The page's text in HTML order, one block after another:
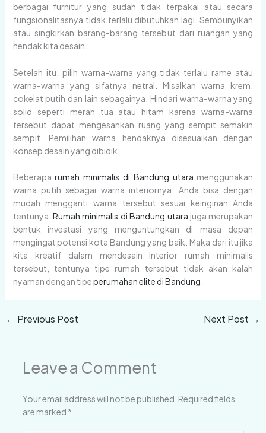
berbagai furnitur yang sudah tidak terpakai atau secara
fungsionalitasnya tidak terlalu dibutuhkan lagi. Sembunyikan
atau singkirkan barang-barang tersebut dari ruangan yang
hendak kita desain.
Setelah itu, pilih warna-warna yang tidak terlalu rame atau
warna-warna yang sifatnya netral. Misalkan warna krem,
cokelat putih dan lain sebagainya. Hindari warna-warna yang
solid seperti merah tua atau hitam karena warna-warna
tersebut dapat mengesankan ruang yang sempit semakin
sempit. Pemilihan warna hendaknya disesuaikan dengan
konsep desain yang dibidik.
Beberaparumah minimalis di Bandung utara menggunakan
warna putih sebagai warna interiornya. Anda bisa dengan
mudah mengganti warna tersebut sesuai keinginan Anda
tentunya. Rumah minimalis di Bandung utara juga merupakan
bentuk investasi yang menguntungkan di masa depan
mengingat potensi kota Bandung yang baik. Maka dari itu jika
kita kreatif dalam mendesain interior rumah minimalis
tersebut, tentunya tipe rumah tersebut tidak akan kalah
nyaman dengan tipeperumahan elite di Bandung
← Previous Post Next Post →
Leave a Comment
Your email address will not be published. Required fields
are marked *